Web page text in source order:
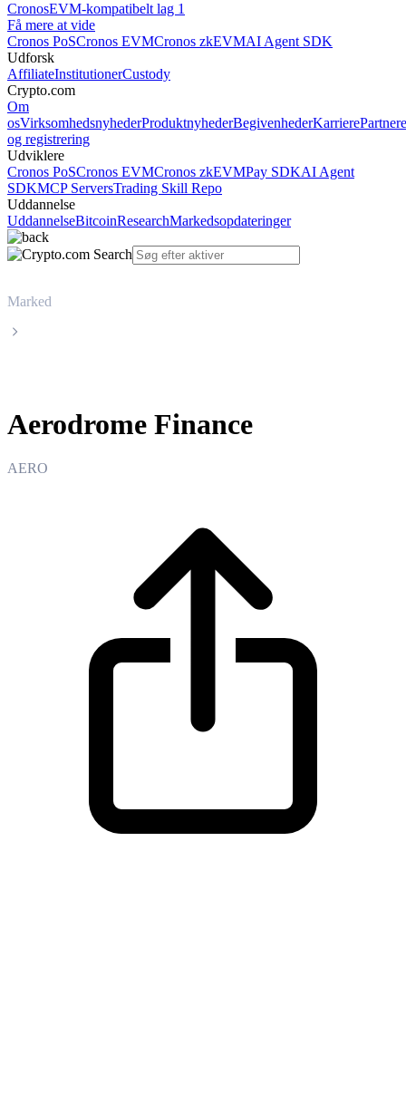
CronosEVM-kompatibelt lag 1
Få mere at vide
Cronos PoSCronos EVMCronos zkEVMAI Agent SDK
Udforsk
AffiliateInstitutionerCustody
Crypto.com
Om
osVirksomhedsnyhederProduktnyhederBegivenhederKarrierePartnere
og registrering
Udviklere
Cronos PoSCronos EVMCronos zkEVMPay SDKAI Agent
SDKMCP ServersTrading Skill Repo
Uddannelse
UddannelseBitcoinResearchMarkedsopdateringer
Marked
Aerodrome Finance
AERO